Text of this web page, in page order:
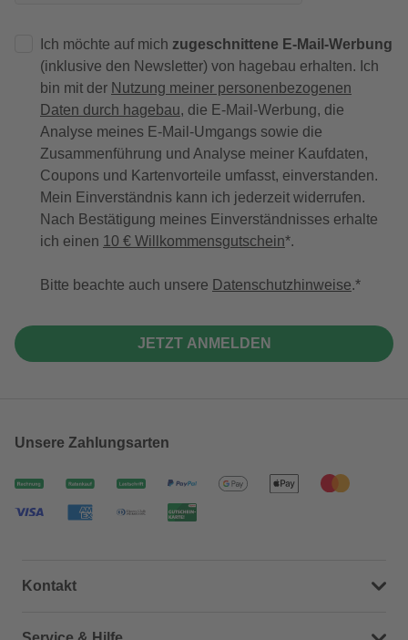
Ich möchte auf mich zugeschnittene E-Mail-Werbung
(inklusive den Newsletter) von hagebau erhalten. Ich
bin mit der Nutzung meiner personenbezogenen
Daten durch hagebau, die E-Mail-Werbung, die
Analyse meines E-Mail-Umgangs sowie die
Zusammenführung und Analyse meiner Kaufdaten,
Coupons und Kartenvorteile umfasst, einverstanden.
Mein Einverständnis kann ich jederzeit widerrufen.
Nach Bestätigung meines Einverständnisses erhalte
ich einen 10 € Willkommensgutschein*.
Bitte beachte auch unsere Datenschutzhinweise.
JETZT ANMELDEN
Unsere Zahlungsarten
Kontakt